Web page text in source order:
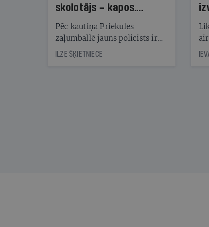
skolotājs – kapos.
Reibuma cena Priekulē
Pēc kautiņa Priekules
zaļumballē jauns policists ir
nonācis cietumā, bet
cienījams pedagogs — kapos.
ILZE ŠĶIETNIECE